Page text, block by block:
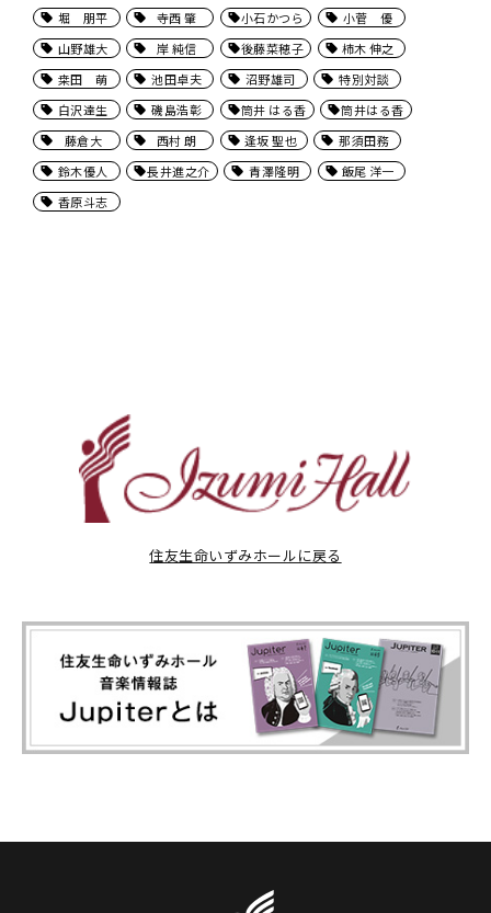
堀 朋平
寺西 肇 小石かつら
小菅 優
山野雄大
岸 純信 後藤菜穂子
柿木 伸之
桒田 萌
池田卓夫 沼野雄司
特別対談
白沢達生
磯島浩彰 筒井 はる香
筒井はる香
藤倉大
西村 朗 逢坂 聖也
那須田務
鈴木優人
長井進之介 青澤隆明
飯尾 洋一
香原斗志
住友生命いずみホールに戻る